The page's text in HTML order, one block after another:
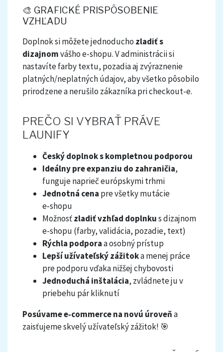
🎨 GRAFICKÉ PRISPÔSOBENIE
VZHĽADU
Doplnok si môžete jednoducho zladiť s
dizajnomvášho e-shopu. V administrácii si
nastavíte farby textu, pozadia aj zvýraznenie
platných/neplatných údajov, aby všetko pôsobilo
prirodzene a nerušilo zákazníka pri checkout-e.
PREČO SI VYBRAŤ PRÁVE
LAUNIFY
Český doplnok s kompletnou podporou
Ideálny pre expanziu do zahraničia,
funguje naprieč európskymi trhmi
Jednotná cena pre všetky mutácie
e‑shopu
Možnosťzladiť vzhľad doplnkus dizajnom
e-shopu (farby, validácia, pozadie, text)
Rýchla podporaa osobný prístup
Lepší užívateľský zážitoka menej práce
pre podporu vďaka nižšej chybovosti
Jednoduchá inštalácia, zvládnete ju v
priebehu pár kliknutí
Posúvame e‑commerce na novú úroveňa
zaisťujeme skvelý užívateľský zážitok! 🎯